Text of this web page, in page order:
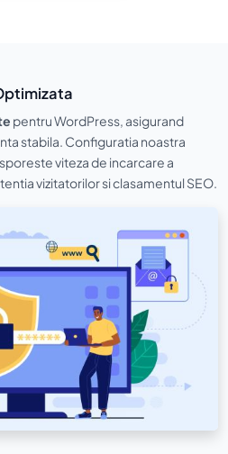
pentru WordPress, asigurand
stabila. Configuratia noastra
viteza de incarcare a
vizitatorilor si clasamentul SEO.